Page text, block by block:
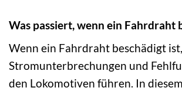
Was passiert, wenn ein Fahrdraht
Wenn ein Fahrdraht beschädigt
Stromunterbrechungen und
den Lokomotiven führen. In